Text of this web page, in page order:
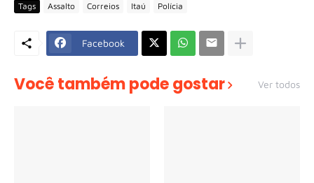
Tags Assalto Correios Itaú Polícia
Facebook
Você também pode gostar Ver todos